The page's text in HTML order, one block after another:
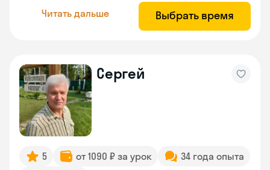
Читать дальше Выбрать время
Сергей
5 от 1090 ₽ за урок
34 года опыта